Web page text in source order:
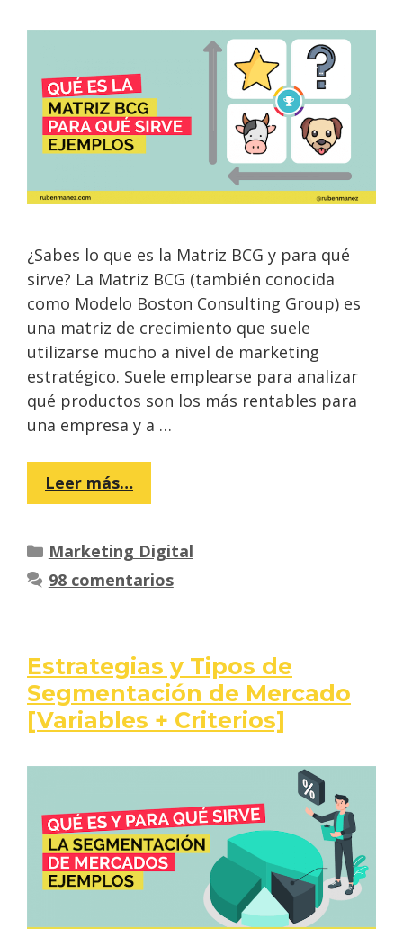
¿Sabes lo que es la Matriz BCG y para qué
sirve? La Matriz BCG (también conocida
como Modelo Boston Consulting Group) es
una matriz de crecimiento que suele
utilizarse mucho a nivel de marketing
estratégico. Suele emplearse para analizar
qué productos son los más rentables para
una empresa y a …
Leer más…
Categorías
Marketing Digital
98 comentarios
Estrategias y Tipos de
Segmentación de Mercado
[Variables + Criterios]